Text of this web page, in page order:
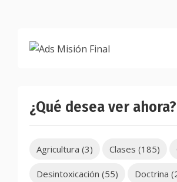
¿Qué desea ver ahora?
Agricultura (3) Clases (185)
Desintoxicación (55) Doctrina